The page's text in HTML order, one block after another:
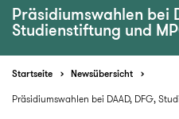
Präsidiumswahlen bei
Studienstiftung und
Startseite
Newsübersicht
Präsidiumswahlen bei DAAD, DFG,